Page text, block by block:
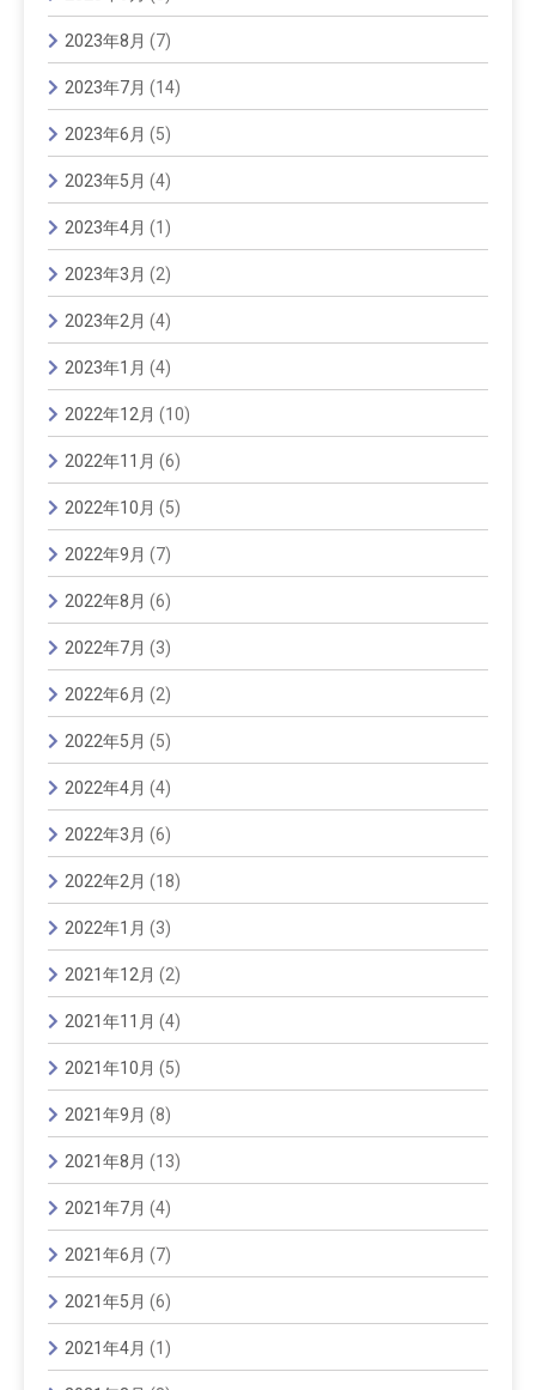
2023年8月 (7)
2023年7月 (14)
2023年6月 (5)
2023年5月 (4)
2023年4月 (1)
2023年3月 (2)
2023年2月 (4)
2023年1月 (4)
2022年12月 (10)
2022年11月 (6)
2022年10月 (5)
2022年9月 (7)
2022年8月 (6)
2022年7月 (3)
2022年6月 (2)
2022年5月 (5)
2022年4月 (4)
2022年3月 (6)
2022年2月 (18)
2022年1月 (3)
2021年12月 (2)
2021年11月 (4)
2021年10月 (5)
2021年9月 (8)
2021年8月 (13)
2021年7月 (4)
2021年6月 (7)
2021年5月 (6)
2021年4月 (1)